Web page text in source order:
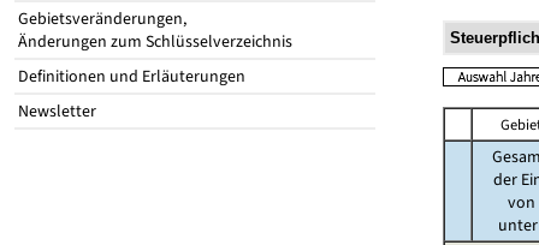
Gebietsveränderungen,
Änderungen zum Schlüsselverzeichnis
Definitionen und Erläuterungen
Newsletter
der
von
unter